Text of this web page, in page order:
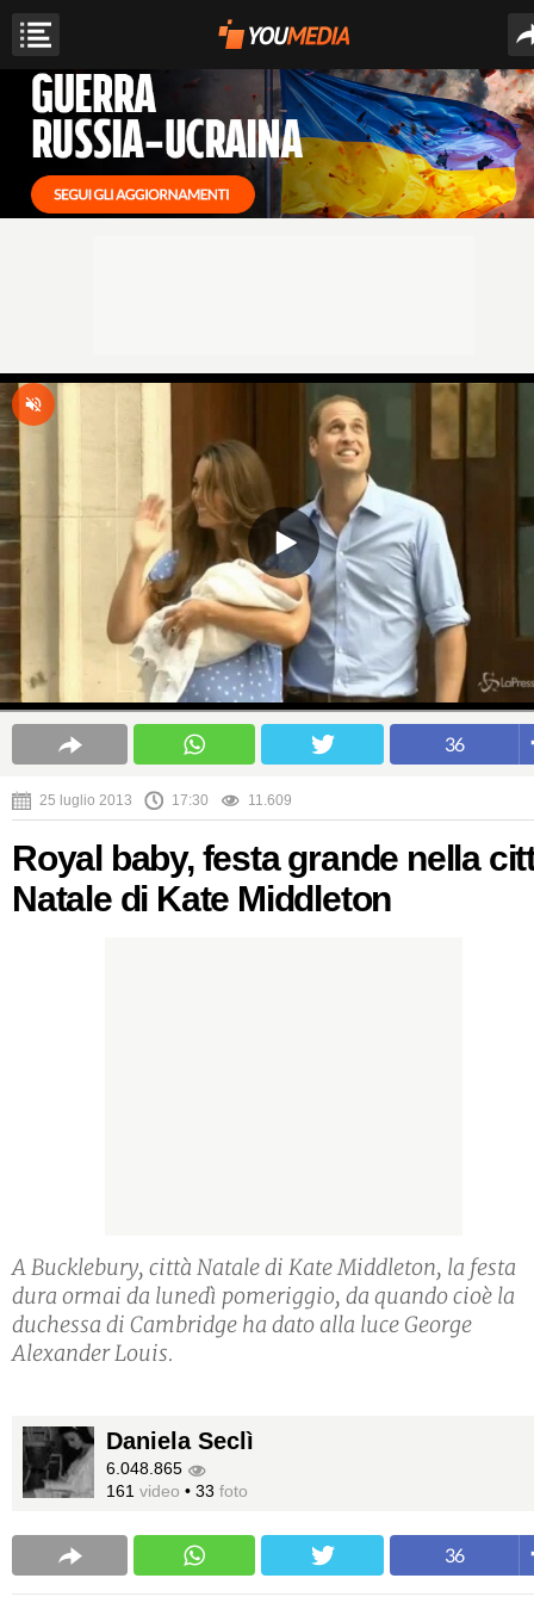
36
25 luglio 2013 17:30 11.609
Royal baby, festa grande nella
Natale di Kate Middleton
A Bucklebury, città Natale di Kate Middleton, la festa
dura ormai da lunedì pomeriggio, da quando cioè la
duchessa di Cambridge ha dato alla luce George
Alexander Louis.
Daniela Seclì
6.048.865
161 video • 33 foto
36